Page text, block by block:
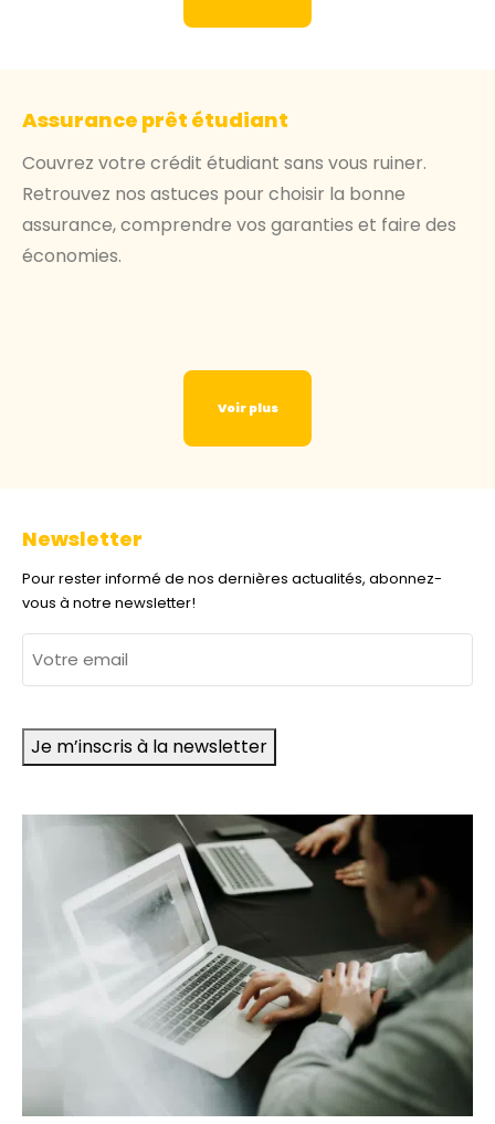
Assurance prêt étudiant
Couvrez votre crédit étudiant sans vous ruiner.
Retrouvez nos astuces pour choisir la bonne
assurance, comprendre vos garanties et faire des
économies.
Voir plus
Newsletter
Pour rester informé de nos dernières actualités, abonnez-
vous à notre newsletter!
e-
Je m’inscris à la newsletter